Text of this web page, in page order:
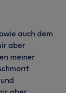
auch dem
aber
meiner